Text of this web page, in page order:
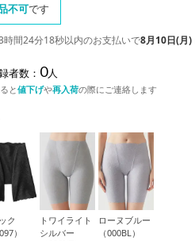
不可です
時間24分17秒以内のお支払いで8月10日(月)
者数： 0人
と値下げや再入荷の際にご連絡します
ク
）
トワイライト
シルバー
ローヌブルー
（000BL）